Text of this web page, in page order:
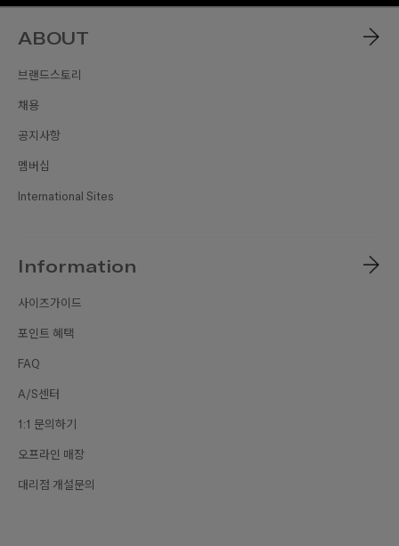
ABOUT
브랜드스토리
채용
공지사항
멤버십
International Sites
Information
사이즈가이드
포인트 혜택
FAQ
A/S센터
1:1 문의하기
오프라인 매장
대리점 개설문의